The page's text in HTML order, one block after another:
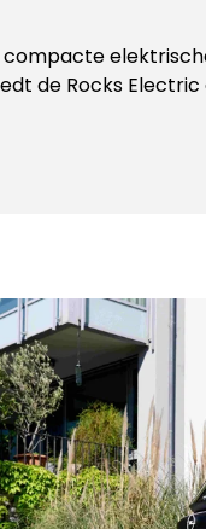
compacte
de Rocks